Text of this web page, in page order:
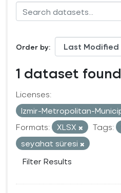
Order by
1 dataset found
Licenses:
Izmir-Metropolitan-
Formats:
XLSX Tags:
seyahat süresi
Filter Results